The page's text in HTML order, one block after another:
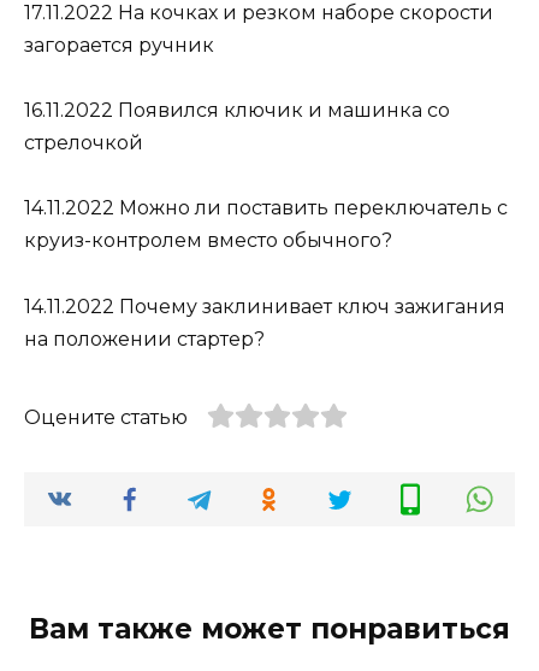
17.11.2022 На кочках и резком наборе скорости
загорается ручник
16.11.2022 Появился ключик и машинка со
стрелочкой
14.11.2022 Можно ли поставить переключатель с
круиз-контролем вместо обычного?
14.11.2022 Почему заклинивает ключ зажигания
на положении стартер?
Оцените статью
Вам также может понравиться